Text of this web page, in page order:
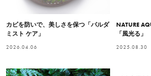
カビを防いで、美しさを保つ「パルダ
ミスト ケア」
2026.04.06
NATURE
「風光る」
2025.08.30